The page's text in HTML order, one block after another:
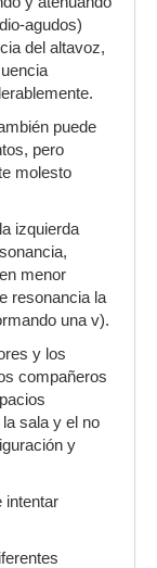
agudos)
del altavoz,
puede
pero
molesto
izquierda
menor
resonancia la
una v).
y los
compañeros
sala y el no
y
intentar